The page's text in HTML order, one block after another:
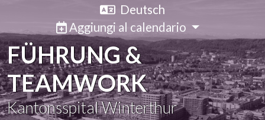
Deutsch
Aggiungi al calendario
FÜHRUNG &
TEAMWORK
Kantonsspital Winterthur